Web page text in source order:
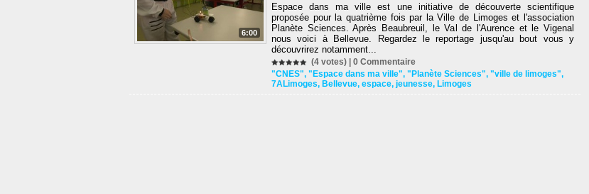
6:00
Espace dans ma ville est une initiative de découverte scientifique
proposée pour la quatrième fois par la Ville de Limoges et l'association
Planète Sciences. Après Beaubreuil, le Val de l'Aurence et le Vigenal
nous voici à Bellevue. Regardez le reportage jusqu'au bout vous y
découvrirez notamment...
(4 votes) | 0 Commentaire
"CNES", "Espace dans ma ville", "Planète Sciences", "ville de limoges",
7ALimoges, Bellevue, espace, jeunesse, Limoges